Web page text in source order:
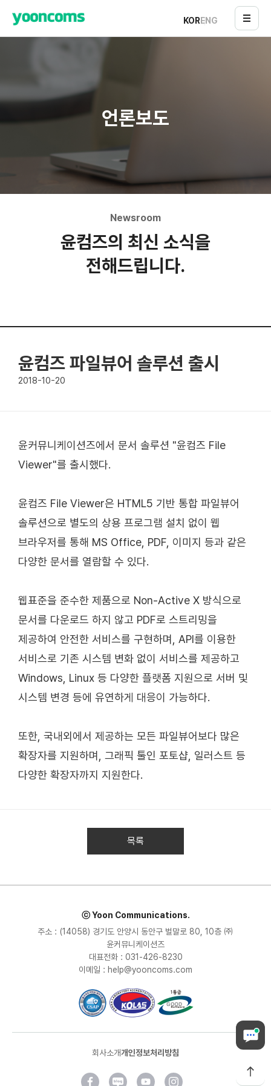
KORENG
언론보도
Newsroom
윤컴즈의 최신 소식을
전해드립니다.
윤컴즈 파일뷰어 솔루션 출시
2018-10-20
윤커뮤니케이션즈에서 문서 솔루션 "윤컴즈 File
Viewer"를 출시했다.
윤컴즈 File Viewer은 HTML5 기반 통합 파일뷰어
솔루션으로 별도의 상용 프로그램 설치 없이 웹
브라우저를 통해 MS Office, PDF, 이미지 등과 같은
다양한 문서를 열람할 수 있다.
웹표준을 준수한 제품으로 Non-Active X 방식으로
문서를 다운로드 하지 않고 PDF로 스트리밍을
제공하여 안전한 서비스를 구현하며, API를 이용한
서비스로 기존 시스템 변화 없이 서비스를 제공하고
Windows, Linux 등 다양한 플랫폼 지원으로 서버 및
시스템 변경 등에 유연하게 대응이 가능하다.
또한, 국내외에서 제공하는 모든 파일뷰어보다 많은
확장자를 지원하며, 그래픽 툴인 포토샵, 일러스트 등
다양한 확장자까지 지원한다.
목록
ⓒ Yoon Communications.
주소 : (14058) 경기도 안양시 동안구 벌말로 80, 10층 ㈜
윤커뮤니케이션즈
대표전화 : 031-426-8230
이메일 : help@yooncoms.com
회사소개개인정보처리방침